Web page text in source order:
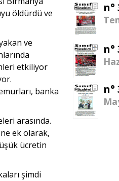
öldürdü ve
ve
etkiliyor
banka
arasında.
ek olarak,
ücretin
şimdi
n°
n°
n°